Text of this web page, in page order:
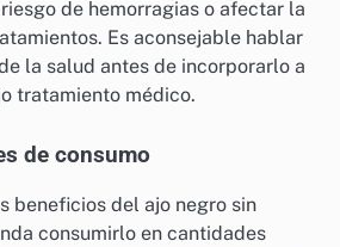
de hemorragias o afectar la
Es aconsejable hablar
la salud antes de incorporarlo a
tratamiento médico.
de consumo
beneficios del ajo negro sin
consumirlo en cantidades